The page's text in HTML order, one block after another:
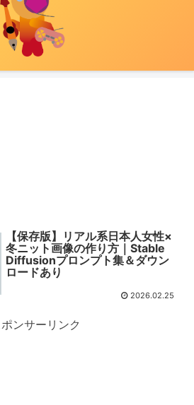
【保存版】リアル系日本人女性×
冬ニット画像の作り方｜Stable
Diffusionプロンプト集＆ダウン
ロードあり
2026.02.25
ンサーリンク